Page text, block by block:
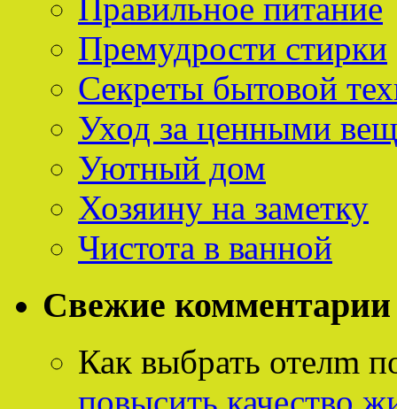
Правильное питание
Премудрости стирки
Секреты бытовой
Уход за ценными
Уютный дом
Хозяину на заметку
Чистота в ванной
Свежие комментарии
Как выбрать отелm